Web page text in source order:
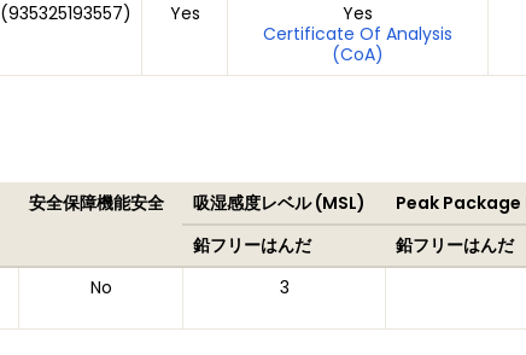
(935325193557) Yes
Yes
Certificate Of Analysis
(CoA)
安全保障機能安全 吸湿感度レベル (MSL) Peak
鉛フリーはんだ
鉛フリーはんだ
No 3